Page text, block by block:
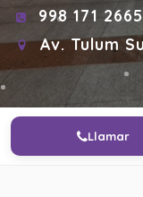
998 171 2665
Av. Tulum
Llamar